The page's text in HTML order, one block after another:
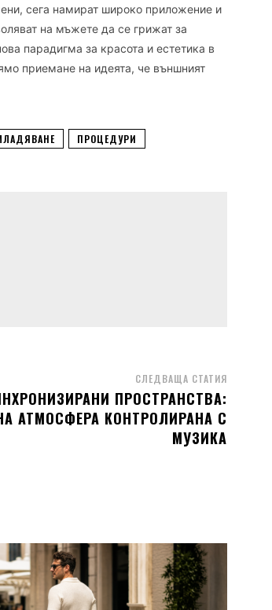
сега намират широко приложение и
на мъжете да се грижат за
парадигма за красота и естетика в
приемане на идеята, че външният
ПРОЦЕДУРИ
СЛЕДВАЩА СТАТИЯ
ПРОСТРАНСТВА:
АТМОСФЕРА КОНТРОЛИРАНА С
МУЗИКА